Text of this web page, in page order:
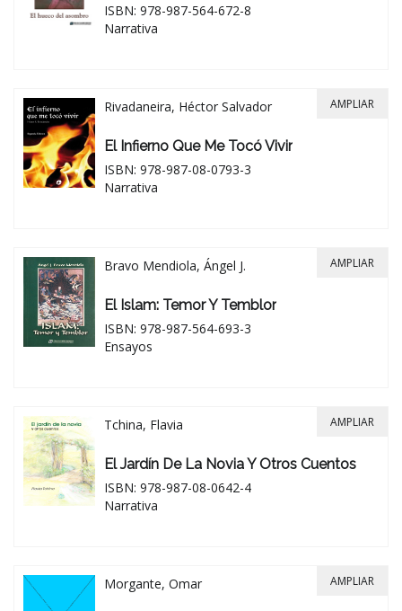
ISBN: 978-987-564-672-8
Narrativa
Rivadaneira, Héctor Salvador
El Infierno Que Me Tocó Vivir
ISBN: 978-987-08-0793-3
Narrativa
AMPLIAR
Bravo Mendiola, Ángel J.
El Islam: Temor Y Temblor
ISBN: 978-987-564-693-3
Ensayos
AMPLIAR
Tchina, Flavia
El Jardín De La Novia Y Otros Cuentos
ISBN: 978-987-08-0642-4
Narrativa
AMPLIAR
Morgante, Omar AMPLIAR